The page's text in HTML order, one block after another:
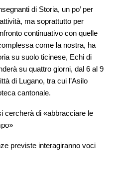
di Storia, un po’ per
ma soprattutto per
continuativo con quelle
come la nostra, ha
su suolo ticinese, Echi di
su quattro giorni, dal 6 al 9
di Lugano, tra cui l’Asilo
cantonale.
cercherà di «abbracciare le
previste interagiranno voci